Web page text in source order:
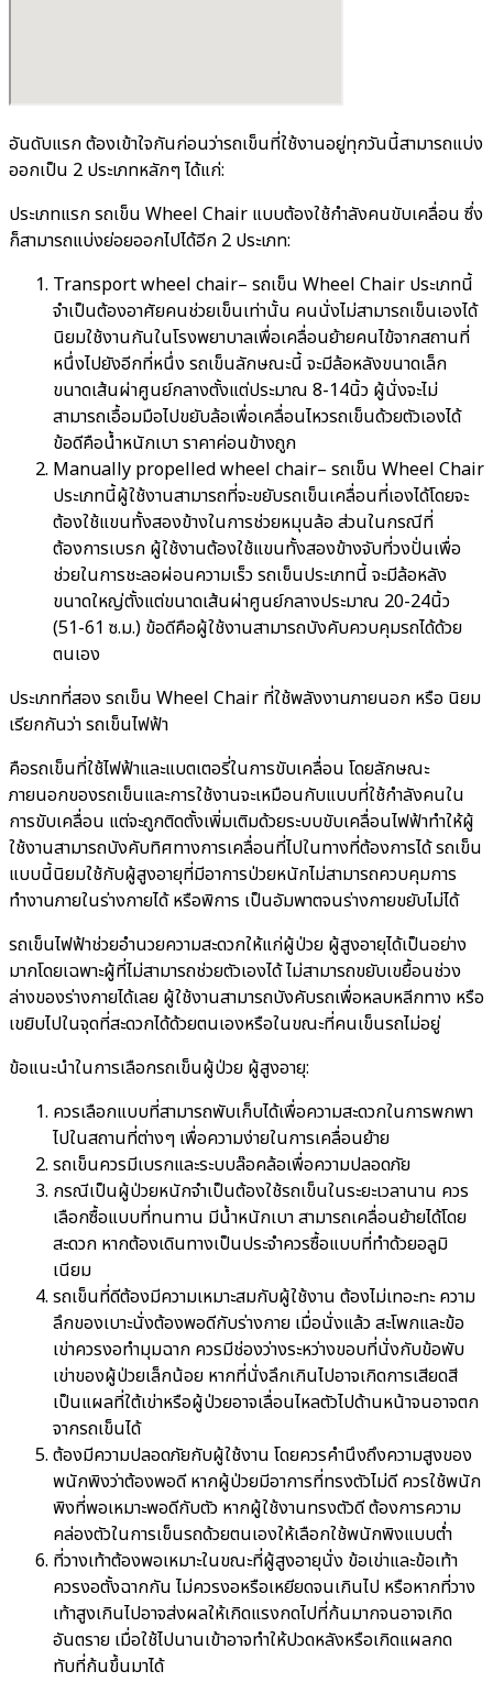
อันดับแรก ต้องเข้าใจกันก่อนว่ารถเข็นที่ใช้งานอยู่ทุกวันนี้สามารถแบ่ง
ออกเป็น 2 ประเภทหลักๆ ได้แก่:
ประเภทแรก รถเข็น Wheel Chair แบบต้องใช้กำลังคนขับเคลื่อน ซึ่ง
ก็สามารถแบ่งย่อยออกไปได้อีก 2 ประเภท:
Transport wheel chair– รถเข็น Wheel Chair ประเภทนี้
จำเป็นต้องอาศัยคนช่วยเข็นเท่านั้น คนนั่งไม่สามารถเข็นเองได้
นิยมใช้งานกันในโรงพยาบาลเพื่อเคลื่อนย้ายคนไข้จากสถานที่
หนึ่งไปยังอีกที่หนึ่ง รถเข็นลักษณะนี้ จะมีล้อหลังขนาดเล็ก
ขนาดเส้นผ่าศูนย์กลางตั้งแต่ประมาณ 8-14นิ้ว ผู้นั่งจะไม่
สามารถเอื้อมมือไปขยับล้อเพื่อเคลื่อนไหวรถเข็นด้วยตัวเองได้
ข้อดีคือน้ำหนักเบา ราคาค่อนข้างถูก
Manually propelled wheel chair– รถเข็น Wheel Chair
ประเภทนี้ผู้ใช้งานสามารถที่จะขยับรถเข็นเคลื่อนที่เองได้โดยจะ
ต้องใช้แขนทั้งสองข้างในการช่วยหมุนล้อ ส่วนในกรณีที่
ต้องการเบรก ผู้ใช้งานต้องใช้แขนทั้งสองข้างจับที่วงปั่นเพื่อ
ช่วยในการชะลอผ่อนความเร็ว รถเข็นประเภทนี้ จะมีล้อหลัง
ขนาดใหญ่ตั้งแต่ขนาดเส้นผ่าศูนย์กลางประมาณ 20-24นิ้ว
(51-61 ซ.ม.) ข้อดีคือผู้ใช้งานสามารถบังคับควบคุมรถได้ด้วย
ตนเอง
ประเภทที่สอง รถเข็น Wheel Chair ที่ใช้พลังงานภายนอก หรือ นิยม
เรียกกันว่า รถเข็นไฟฟ้า
คือรถเข็นที่ใช้ไฟฟ้าและแบตเตอรี่ในการขับเคลื่อน โดยลักษณะ
ภายนอกของรถเข็นและการใช้งานจะเหมือนกับแบบที่ใช้กำลังคนใน
การขับเคลื่อน แต่จะถูกติดตั้งเพิ่มเติมด้วยระบบขับเคลื่อนไฟฟ้าทำให้ผู้
ใช้งานสามารถบังคับทิศทางการเคลื่อนที่ไปในทางที่ต้องการได้ รถเข็น
แบบนี้นิยมใช้กับผู้สูงอายุที่มีอาการป่วยหนักไม่สามารถควบคุมการ
ทำงานภายในร่างกายได้ หรือพิการ เป็นอัมพาตจนร่างกายขยับไม่ได้
รถเข็นไฟฟ้าช่วยอำนวยความสะดวกให้แก่ผู้ป่วย ผู้สูงอายุได้เป็นอย่าง
มากโดยเฉพาะผู้ที่ไม่สามารถช่วยตัวเองได้ ไม่สามารถขยับเขยื้อนช่วง
ล่างของร่างกายได้เลย ผู้ใช้งานสามารถบังคับรถเพื่อหลบหลีกทาง หรือ
เขยิบไปในจุดที่สะดวกได้ด้วยตนเองหรือในขณะที่คนเข็นรถไม่อยู่
ข้อแนะนำในการเลือกรถเข็นผู้ป่วย ผู้สูงอายุ:
ควรเลือกแบบที่สามารถพับเก็บได้เพื่อความสะดวกในการพกพา
ไปในสถานที่ต่างๆ เพื่อความง่ายในการเคลื่อนย้าย
รถเข็นควรมีเบรกและระบบล๊อคล้อเพื่อความปลอดภัย
กรณีเป็นผู้ป่วยหนักจำเป็นต้องใช้รถเข็นในระยะเวลานาน ควร
เลือกซื้อแบบที่ทนทาน มีน้ำหนักเบา สามารถเคลื่อนย้ายได้โดย
สะดวก หากต้องเดินทางเป็นประจำควรซื้อแบบที่ทำด้วยอลูมิ
เนียม
รถเข็นที่ดีต้องมีความเหมาะสมกับผู้ใช้งาน ต้องไม่เทอะทะ ความ
ลึกของเบาะนั่งต้องพอดีกับร่างกาย เมื่อนั่งแล้ว สะโพกและข้อ
เข่าควรงอทำมุมฉาก ควรมีช่องว่างระหว่างขอบที่นั่งกับข้อพับ
เข่าของผู้ป่วยเล็กน้อย หากที่นั่งลึกเกินไปอาจเกิดการเสียดสี
เป็นแผลที่ใต้เข่าหรือผู้ป่วยอาจเลื่อนไหลตัวไปด้านหน้าจนอาจตก
จากรถเข็นได้
ต้องมีความปลอดภัยกับผู้ใช้งาน โดยควรคำนึงถึงความสูงของ
พนักพิงว่าต้องพอดี หากผู้ป่วยมีอาการที่ทรงตัวไม่ดี ควรใช้พนัก
พิงที่พอเหมาะพอดีกับตัว หากผู้ใช้งานทรงตัวดี ต้องการความ
คล่องตัวในการเข็นรถด้วยตนเองให้เลือกใช้พนักพิงแบบต่ำ
ที่วางเท้าต้องพอเหมาะในขณะที่ผู้สูงอายุนั่ง ข้อเข่าและข้อเท้า
ควรงอตั้งฉากกัน ไม่ควรงอหรือเหยียดจนเกินไป หรือหากที่วาง
เท้าสูงเกินไปอาจส่งผลให้เกิดแรงกดไปที่ก้นมากจนอาจเกิด
อันตราย เมื่อใช้ไปนานเข้าอาจทำให้ปวดหลังหรือเกิดแผลกด
ทับที่ก้นขึ้นมาได้